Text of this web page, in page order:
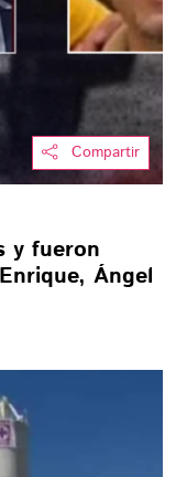
Compartir
y fueron
Ángel